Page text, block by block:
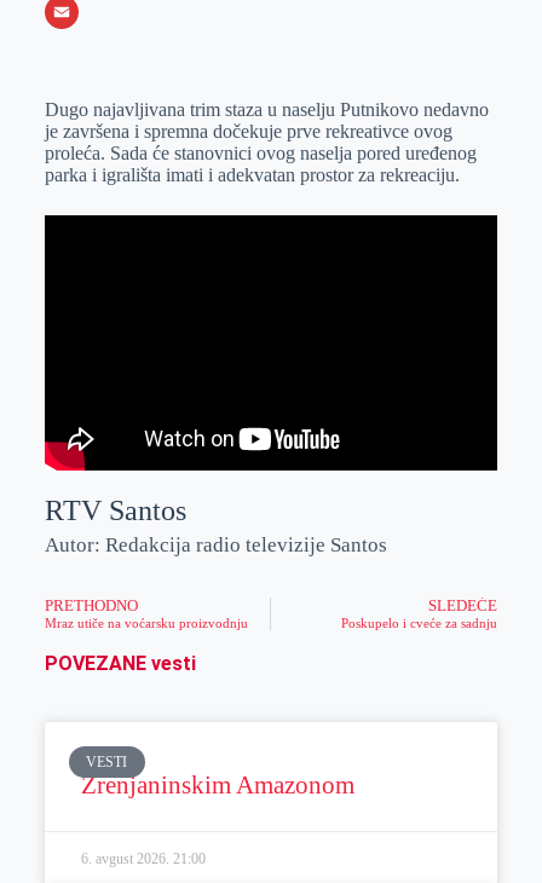
o
e
e
r
k
I
n
b
h
s
A
p
p
X
a
i
l
Dugo najavljivana trim staza u naselju Putnikovo nedavno
je završena i spremna dočekuje prve rekreativce ovog
proleća. Sada će stanovnici ovog naselja pored uređenog
parka i igrališta imati i adekvatan prostor za rekreaciju.
RTV Santos
Autor: Redakcija radio televizije Santos
PRETHODNO
Mraz utiče na voćarsku proizvodnju
SLEDEĆE
Poskupelo i cveće za sadnju
POVEZANE vesti
VESTI
Zrenjaninskim Amazonom
6. avgust 2026. 21:00